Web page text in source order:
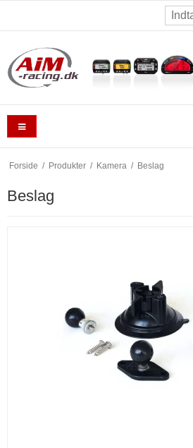
Forside / Produkter / Kamera / Beslag
Beslag